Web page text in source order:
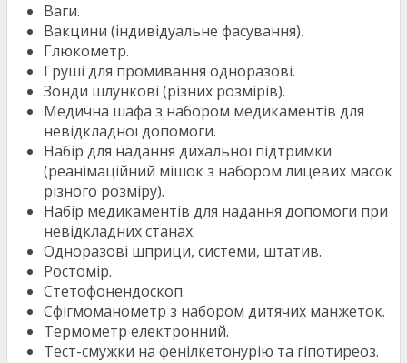
Ваги.
Вакцини (індивідуальне фасування).
Глюкометр.
Груші для промивання одноразові.
Зонди шлункові (різних розмірів).
Медична шафа з набором медикаментів для
невідкладної допомоги.
Набір для надання дихальної підтримки
(реанімаційний мішок з набором лицевих масок
різного розміру).
Набір медикаментів для надання допомоги при
невідкладних станах.
Одноразові шприци, системи, штатив.
Ростомір.
Стетофонендоскоп.
Сфігмоманометр з набором дитячих манжеток.
Термометр електронний.
Тест-смужки на фенілкетонурію та гіпотиреоз.